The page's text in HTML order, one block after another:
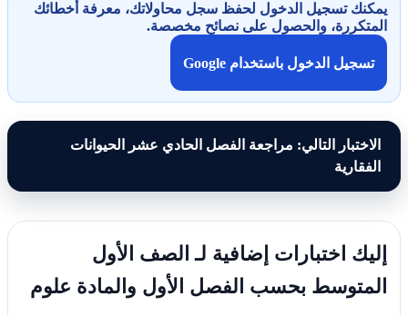
يمكنك تسجيل الدخول لحفظ سجل محاولاتك، معرفة أخطائك
المتكررة، والحصول على نصائح مخصصة.
تسجيل الدخول باستخدام Google
الاختبار التالي: مراجعة الفصل الحادي عشر الحيوانات
الفقارية
إليك اختبارات إضافية لـ الصف الأول
المتوسط بحسب الفصل الأول والمادة علوم